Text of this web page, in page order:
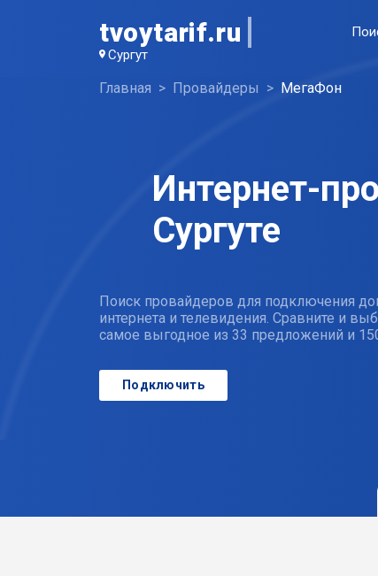
tvoytarif.ru
Сургут
Главная Провайдеры МегаФон
Интернет-
Сургуте
Поиск провайдеров для подключения
интернета и телевидения. Сравните и
самое выгодное из 33 предложений и
Подключить